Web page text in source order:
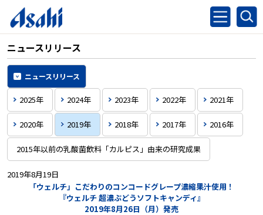
ニュースリリース
ニュースリリース
2025年 2024年 2023年 2022年 2021年
2020年 2019年 2018年 2017年 2016年
2015年以前の乳酸菌飲料「カルピス」由来の研究成果
2019年8月19日
「ウェルチ」こだわりのコンコードグレープ濃縮果汁使用！
『ウェルチ 超濃ぶどうソフトキャンディ』
2019年8月26日（月）発売